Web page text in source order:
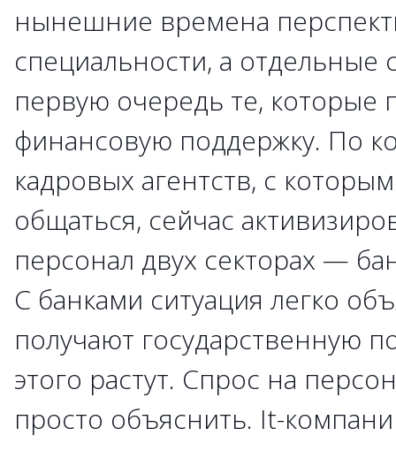
нынешние времена
специальности, а отдельные
первую очередь те,
финансовую поддержку. По
кадровых агентств, с
общаться, сейчас
персонал двух секторах —
С банками ситуация легко
получают государственную
этого растут. Спрос на
просто объяснить. It-